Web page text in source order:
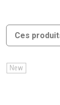
Ces
New